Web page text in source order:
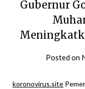
Gubernur
Posted on
koronovirus.site